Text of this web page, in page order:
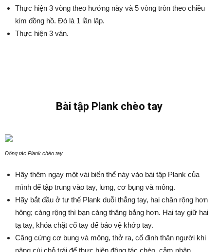
Thực hiện 3 vòng theo hướng này và 5 vòng tròn theo chiều
kim đồng hồ. Đó là 1 lần lặp.
Thực hiện 3 ván.
Bài tập Plank chèo tay
Động tác Plank chèo tay
Hãy thêm ngay một vài biến thể này vào bài tập Plank của
mình để tập trung vào tay, lưng, cơ bụng và mông.
Hãy bắt đầu ở tư thế Plank duỗi thẳng tay, hai chân rộng hơn
hông; càng rộng thì bạn càng thăng bằng hơn. Hai tay giữ hai
tạ tay, khóa chặt cổ tay để bảo vệ khớp tay.
Căng cứng cơ bụng và mông, thở ra, cố định thân người khi
nâng cùi chỏ trái để thực hiện động tác chèo, cảm nhận